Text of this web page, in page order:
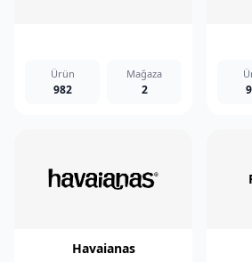
Ürün
982
Mağaza
2
Havaianas